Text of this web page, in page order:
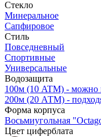
Стекло
Минеральное
Сапфировое
Стиль
Повседневный
Спортивные
Универсальные
Водозащита
100м (10 ATM) - можно
200м (20 АТМ) -
Форма корпуса
Восьмиугольная
Цвет циферблата